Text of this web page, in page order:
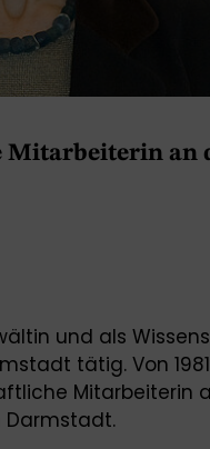
Mitarbeiterin an
und als
tätig. Von
Mitarbeiterin
Darmstadt.